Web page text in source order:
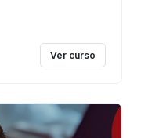
Ver curso